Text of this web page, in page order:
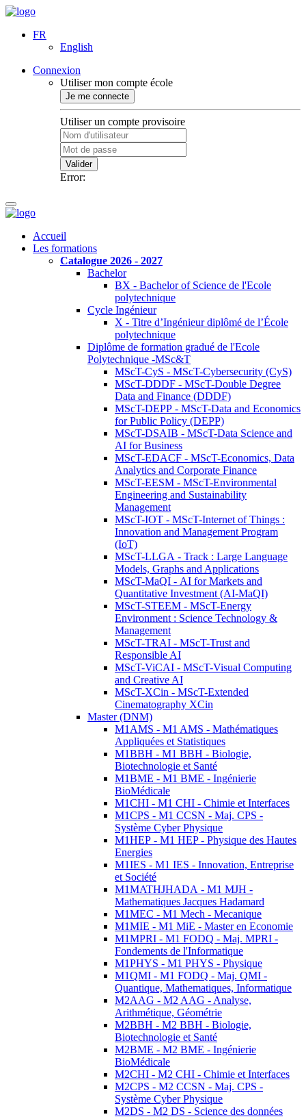
FR
English
Connexion
Utiliser mon compte école
Je me connecte
Utiliser un compte provisoire
Valider
Error:
Accueil
Les formations
Catalogue 2026 - 2027
Bachelor
BX - Bachelor of Science de l'Ecole
polytechnique
Cycle Ingénieur
X - Titre d’Ingénieur diplômé de l’École
polytechnique
Diplôme de formation gradué de l'Ecole
Polytechnique -MSc&T
MScT-CyS - MScT-Cybersecurity (CyS)
MScT-DDDF - MScT-Double Degree
Data and Finance (DDDF)
MScT-DEPP - MScT-Data and Economics
for Public Policy (DEPP)
MScT-DSAIB - MScT-Data Science and
AI for Business
MScT-EDACF - MScT-Economics, Data
Analytics and Corporate Finance
MScT-EESM - MScT-Environmental
Engineering and Sustainability
Management
MScT-IOT - MScT-Internet of Things :
Innovation and Management Program
(IoT)
MScT-LLGA - Track : Large Language
Models, Graphs and Applications
MScT-MaQI - AI for Markets and
Quantitative Investment (AI-MaQI)
MScT-STEEM - MScT-Energy
Environment : Science Technology &
Management
MScT-TRAI - MScT-Trust and
Responsible AI
MScT-ViCAI - MScT-Visual Computing
and Creative AI
MScT-XCin - MScT-Extended
Cinematography XCin
Master (DNM)
M1AMS - M1 AMS - Mathématiques
Appliquées et Statistiques
M1BBH - M1 BBH - Biologie,
Biotechnologie et Santé
M1BME - M1 BME - Ingénierie
BioMédicale
M1CHI - M1 CHI - Chimie et Interfaces
M1CPS - M1 CCSN - Maj. CPS -
Système Cyber Physique
M1HEP - M1 HEP - Physique des Hautes
Energies
M1IES - M1 IES - Innovation, Entreprise
et Société
M1MATHJHADA - M1 MJH -
Mathematiques Jacques Hadamard
M1MEC - M1 Mech - Mecanique
M1MIE - M1 MiE - Master en Economie
M1MPRI - M1 FODQ - Maj. MPRI -
Fondements de l'Informatique
M1PHYS - M1 PHYS - Physique
M1QMI - M1 FODQ - Maj. QMI -
Quantique, Mathematiques, Informatique
M2AAG - M2 AAG - Analyse,
Arithmétique, Géométrie
M2BBH - M2 BBH - Biologie,
Biotechnologie et Santé
M2BME - M2 BME - Ingénierie
BioMédicale
M2CHI - M2 CHI - Chimie et Interfaces
M2CPS - M2 CCSN - Maj. CPS -
Système Cyber Physique
M2DS - M2 DS - Science des données